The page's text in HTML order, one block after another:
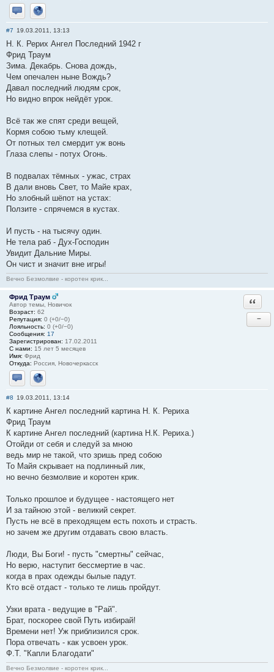
Отправить личное сообщение
Сайт
#7 19.03.2011, 13:13
Н. К. Рерих Ангел Последний 1942 г
Фрид Траум
Зима. Декабрь. Снова дождь,
Чем опечален ныне Вождь?
Давал последний людям срок,
Но видно впрок нейдёт урок.
Всё так же спят среди вещей,
Кормя собою тьму клещей.
От потных тел смердит уж вонь
Глаза слепы - потух Огонь.
В подвалах тёмных - ужас, страх
В дали вновь Свет, то Майе крах,
Но злобный шёпот на устах:
Ползите - спрячемся в кустах.
И пусть - на тысячу один.
Не тела раб - Дух-Господин
Увидит Дальние Миры.
Он чист и значит вне игры!
Вечно Безмолвие - коротен крик...
Фрид Траум
Автор темы, Новичок
Возраст: 62
Репутация: 0 (+0/−0)
Лояльность: 0 (+0/−0)
Сообщения: 17
Зарегистрирован: 17.02.2011
С нами: 15 лет 5 месяцев
Имя: Фрид
Откуда: Россия, Новочеркасск
Отправить личное сообщение
Сайт
−
#8 19.03.2011, 13:14
К картине Ангел последний картина Н. К. Рериха
Фрид Траум
К картине Ангел последний (картина Н.К. Рериха.)
Отойди от себя и следуй за мною
ведь мир не такой, что зришь пред собою
То Майя скрывает на подлинный лик,
но вечно безмолвие и коротен крик.
Только прошлое и будущее - настоящего нет
И за тайною этой - великий секрет.
Пусть не всё в преходящем есть похоть и страсть.
но зачем же другим отдавать свою власть.
Люди, Вы Боги! - пусть "смертны" сейчас,
Но верю, наступит бессмертие в час.
когда в прах одежды былые падут.
Кто всё отдаст - только те лишь пройдут.
Узки врата - ведущие в "Рай".
Брат, поскорее свой Путь избирай!
Времени нет! Уж приблизился срок.
Пора отвечать - как усвоен урок.
Ф.Т. "Капли Благодати"
Вечно Безмолвие - коротен крик...